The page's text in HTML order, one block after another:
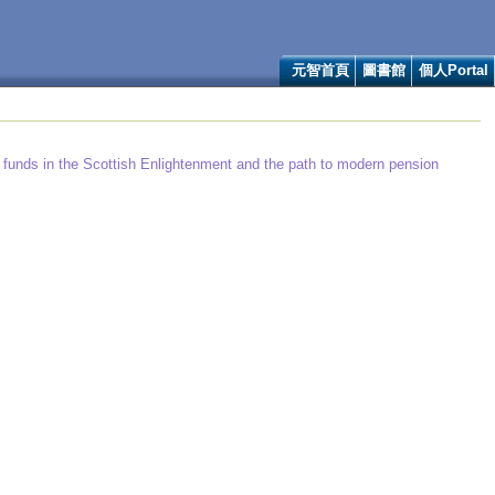
元智首頁 圖書館 個人Portal
in the Scottish Enlightenment and the path to modern pension